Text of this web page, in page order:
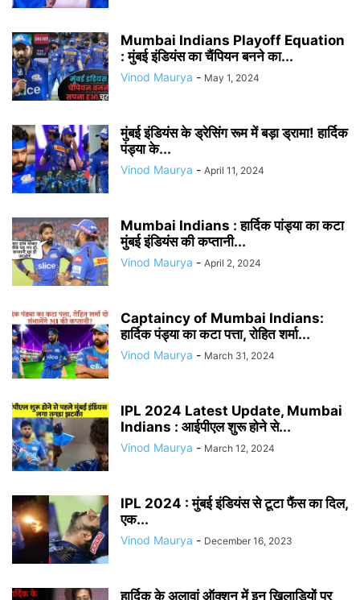
Mumbai Indians Playoff Equation
: मुंबई इंडियंस का चैंपियन बनने का...
Vinod Maurya - May 1, 2024
मुंबई इंडियंस के ड्रेसिंग रूम में बड़ा ड्रामा! हार्दिक
पंड्या के...
Vinod Maurya - April 11, 2024
Mumbai Indians : हार्दिक पांड्या का कटा
मुंबई इंडियंस की कप्तानी...
Vinod Maurya - April 2, 2024
Captaincy of Mumbai Indians:
हार्दिक पंड्या का कटा पत्ता, रोहित शर्मा...
Vinod Maurya - March 31, 2024
IPL 2024 Latest Update, Mumbai
Indians : आईपीएल शुरू होने से...
Vinod Maurya - March 12, 2024
IPL 2024 : मुंबई इंडियंस से टूटा फैंस का दिल,
एक...
Vinod Maurya - December 16, 2023
हार्दिक के अलावां ऑक्शन में इन खिलाड़ियों पर